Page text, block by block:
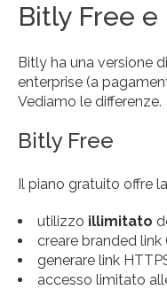
Bitly Free
Bitly ha una versione
enterprise (a
Vediamo le differenze.
Bitly Free
Il piano gratuito offre
utilizzo illimitato
creare branded
generare link
accesso limitato